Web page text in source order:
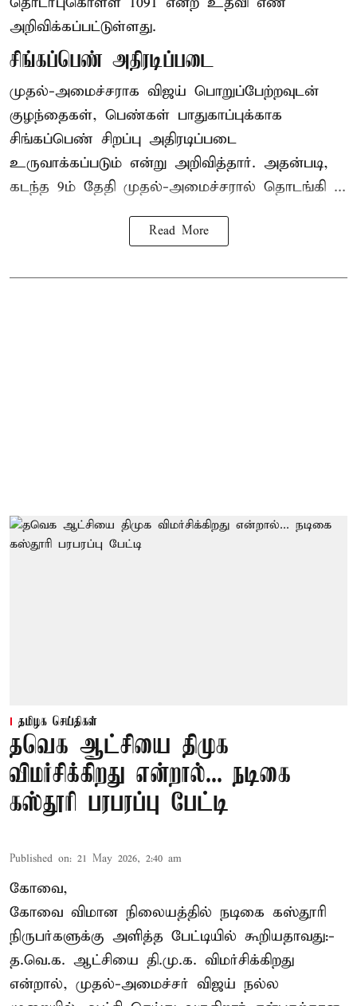
அறிவிக்கப்பட்டுள்ளது.
சிங்கப்பெண் அதிரடிப்படை
முதல்-அமைச்சராக விஜய் பொறுப்பேற்றவுடன்
குழந்தைகள், பெண்கள் பாதுகாப்புக்காக
சிங்கப்பெண் சிறப்பு அதிரடிப்படை
உருவாக்கப்படும் என்று அறிவித்தார். அதன்படி,
கடந்த 9ம் தேதி முதல்-அமைச்சரால் தொடங்கி ...
Read More
தமிழக செய்திகள்
தவெக ஆட்சியை திமுக
விமர்சிக்கிறது என்றால்... நடிகை
கஸ்தூரி பரபரப்பு பேட்டி
Published on: 21 May 2026, 2:40 am
கோவை,
கோவை விமான நிலையத்தில் நடிகை கஸ்தூரி
நிருபர்களுக்கு அளித்த பேட்டியில் கூறியதாவது:-
த.வெ.க. ஆட்சியை தி.மு.க. விமர்சிக்கிறது
என்றால், முதல்-அமைச்சர் விஜய் நல்ல